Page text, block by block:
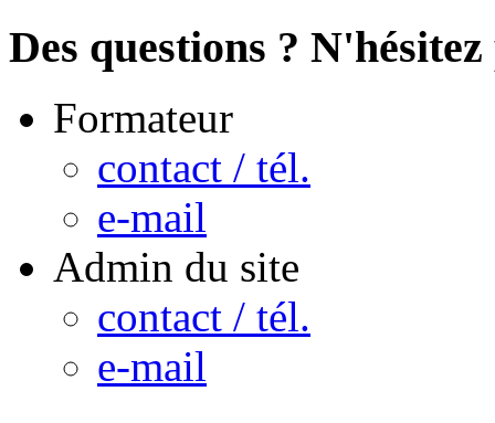
Des questions ?
Formateur
contact / tél.
e-mail
Admin du site
contact / tél.
e-mail